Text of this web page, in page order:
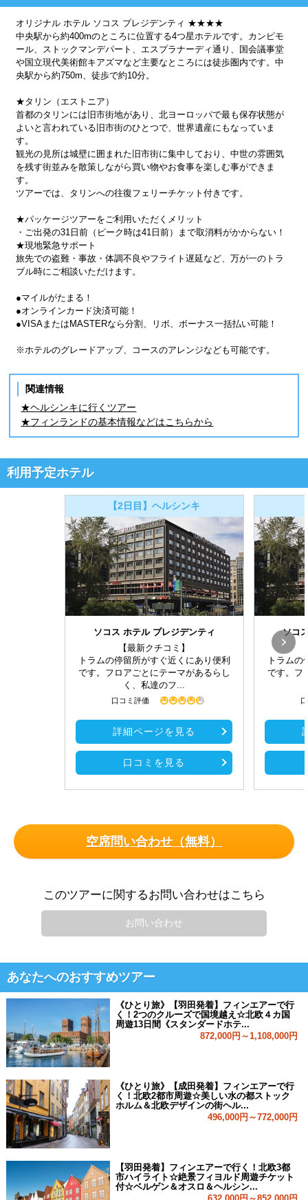
オリジナル ホテル ソコス プレジデンティ ★★★★
中央駅から約400mのところに位置する4つ星ホテルです。カンピモ
ール、ストックマンデパート、エスプラナーディ通り、国会議事堂
や国立現代美術館キアズマなど主要なところには徒歩圏内です。中
央駅から約750m、徒歩で約10分。
★タリン（エストニア）
首都のタリンには旧市街地があり、北ヨーロッパで最も保存状態が
よいと言われている旧市街のひとつで、世界遺産にもなっていま
す。
観光の見所は城壁に囲まれた旧市街に集中しており、中世の雰囲気
を残す街並みを散策しながら買い物やお食事を楽しむ事ができま
す。
ツアーでは、タリンへの往復フェリーチケット付きです。
★パッケージツアーをご利用いただくメリット
・ご出発の31日前（ピーク時は41日前）まで取消料がかからない！
★現地緊急サポート
旅先での盗難・事故・体調不良やフライト遅延など、万が一のトラ
ブル時にご相談いただけます。
●マイルがたまる！
●オンラインカード決済可能！
●VISAまたはMASTERなら分割、リボ、ボーナス一括払い可能！
※ホテルのグレードアップ、コースのアレンジなども可能です。
関連情報
★ヘルシンキに行くツアー
★フィンランドの基本情報などはこちらから
利用予定ホテル
【2日目】ヘルシンキ
ソコス ホテル プレジデンティ
【最新クチコミ】
トラムの停留所がすぐ近くにあり便利
です。フロアごとにテーマがあるらし
く、私達のフ...
口コミ評価
詳細ページを見る
口コミを見る
ソコ
トラムの
です。フ
空席問い合わせ（無料）
このツアーに関するお問い合わせはこちら
お問い合わせ
あなたへのおすすめツアー
《ひとり旅》【羽田発着】フィンエアーで行
く！2つのクルーズで国境越え☆北欧４カ国
周遊13日間《スタンダードホテ...
872,000円～1,108,000円
《ひとり旅》【成田発着】フィンエアーで行
く！北欧2都市周遊☆美しい水の都ストック
ホルム＆北欧デザインの街ヘル...
496,000円～772,000円
【羽田発着】フィンエアーで行く！北欧3都
市ハイライト☆絶景フィヨルド周遊チケット
付☆ベルゲン＆オスロ＆ヘルシン...